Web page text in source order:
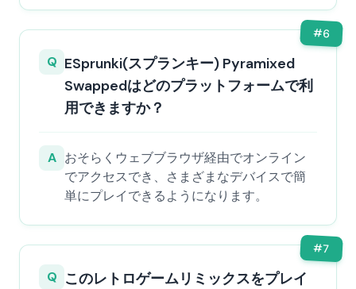
#6
Q ESprunki(スプランキー) Pyramixed
Swappedはどのプラットフォームで利
用できますか？
A おそらくウェブブラウザ経由でオンライン
でアクセスでき、さまざまなデバイスで簡
単にプレイできるようになります。
#7
Q このレトロゲームリミックスをプレイ